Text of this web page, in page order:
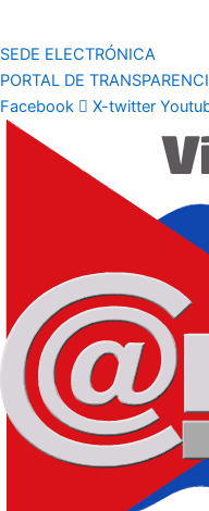
SEDE ELECTRÓNICA
PORTAL DE
Facebook
X-twitter